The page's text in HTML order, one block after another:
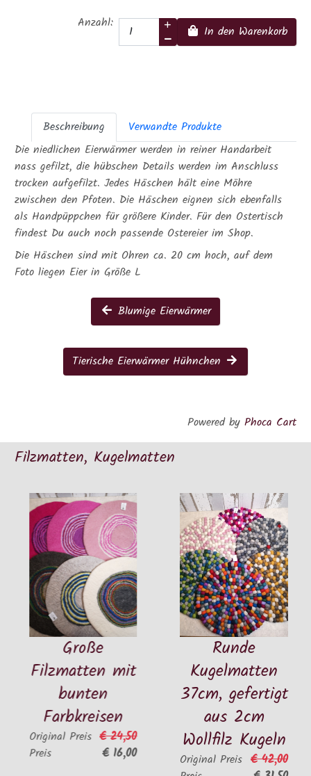
Anzahl:
In den Warenkorb
Beschreibung
Verwandte Produkte
Die niedlichen Eierwärmer werden in reiner Handarbeit
nass gefilzt, die hübschen Details werden im Anschluss
trocken aufgefilzt. Jedes Häschen hält eine Möhre
zwischen den Pfoten. Die Häschen eignen sich ebenfalls
als Handpüppchen für größere Kinder. Für den Ostertisch
findest Du auch noch passende Ostereier im Shop.
Die Häschen sind mit Ohren ca. 20 cm hoch, auf dem
Foto liegen Eier in Größe L
Blumige Eierwärmer
Tierische Eierwärmer Hühnchen
Powered by Phoca Cart
Filzmatten, Kugelmatten
Große
Filzmatten mit
bunten
Farbkreisen
Original Preis € 24,50
Preis € 16,00
Runde
Kugelmatten
37cm, gefertigt
aus 2cm
Wollfilz Kugeln
Original Preis € 42,00